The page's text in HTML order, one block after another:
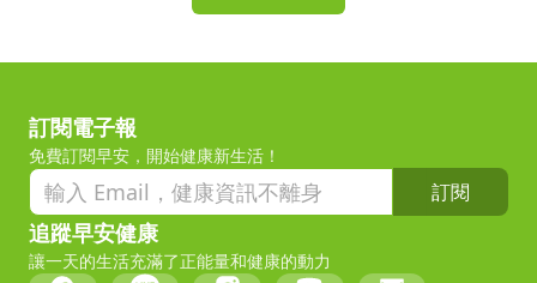
訂閱電子報
免費訂閱早安，開始健康新生活！
訂閱
追蹤早安健康
讓一天的生活充滿了正能量和健康的動力